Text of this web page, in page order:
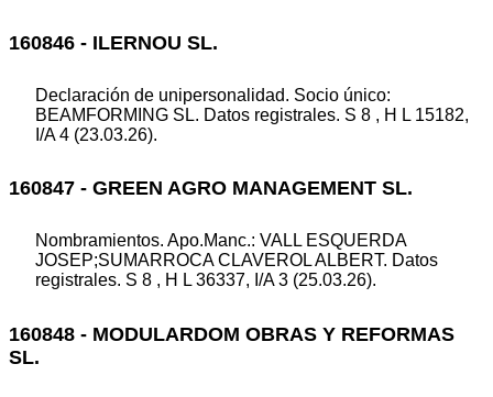
160846 - ILERNOU SL.
Declaración de unipersonalidad. Socio único:
BEAMFORMING SL. Datos registrales. S 8 , H L 15182,
I/A 4 (23.03.26).
160847 - GREEN AGRO MANAGEMENT SL.
Nombramientos. Apo.Manc.: VALL ESQUERDA
JOSEP;SUMARROCA CLAVEROL ALBERT. Datos
registrales. S 8 , H L 36337, I/A 3 (25.03.26).
160848 - MODULARDOM OBRAS Y REFORMAS
SL.